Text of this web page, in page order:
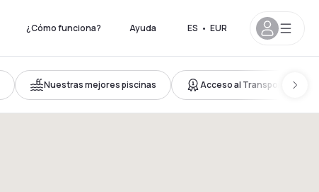
¿Cómo funciona? Ayuda ES • EUR
Nuestras mejores piscinas Acceso al Transporte